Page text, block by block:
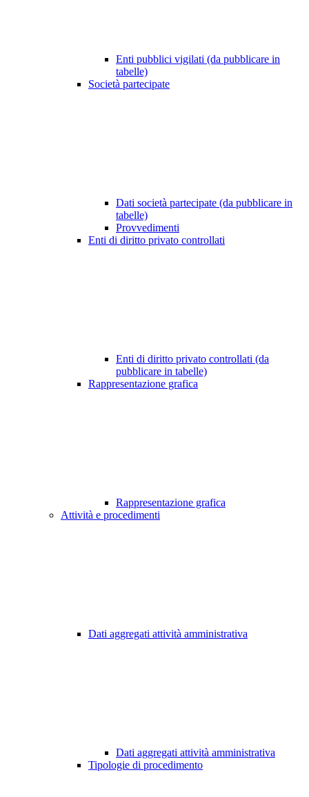
Enti pubblici vigilati (da pubblicare in
tabelle)
Società partecipate
Dati società partecipate (da pubblicare in
tabelle)
Provvedimenti
Enti di diritto privato controllati
Enti di diritto privato controllati (da
pubblicare in tabelle)
Rappresentazione grafica
Rappresentazione grafica
Attività e procedimenti
Dati aggregati attività amministrativa
Dati aggregati attività amministrativa
Tipologie di procedimento